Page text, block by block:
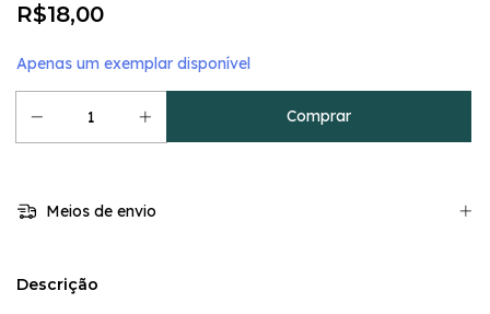
R$18,00
Apenas um exemplar disponível
Meios de envio
Descrição